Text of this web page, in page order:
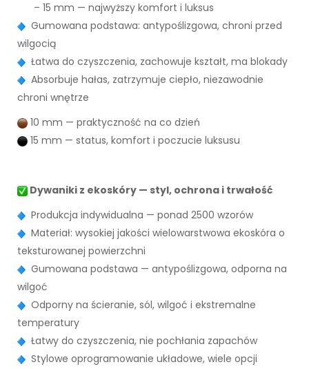
– 15 mm — najwyższy komfort i luksus
Gumowana podstawa: antypoślizgowa, chroni przed
wilgocią
Łatwa do czyszczenia, zachowuje kształt, ma blokady
Absorbuje hałas, zatrzymuje ciepło, niezawodnie
chroni wnętrze
10 mm — praktyczność na co dzień
15 mm — status, komfort i poczucie luksusu
Dywaniki z ekoskóry — styl, ochrona i trwałość
Produkcja indywidualna — ponad 2500 wzorów
Materiał: wysokiej jakości wielowarstwowa ekoskóra o
teksturowanej powierzchni
Gumowana podstawa — antypoślizgowa, odporna na
wilgoć
Odporny na ścieranie, sól, wilgoć i ekstremalne
temperatury
Łatwy do czyszczenia, nie pochłania zapachów
Stylowe oprogramowanie układowe, wiele opcji